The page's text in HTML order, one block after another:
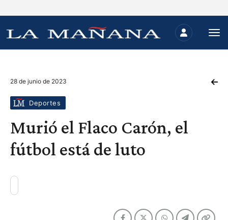
28 de junio de 2023
Deportes
Murió el Flaco Carón, el
fútbol está de luto